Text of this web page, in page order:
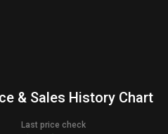
& Sales History Chart
Last price check